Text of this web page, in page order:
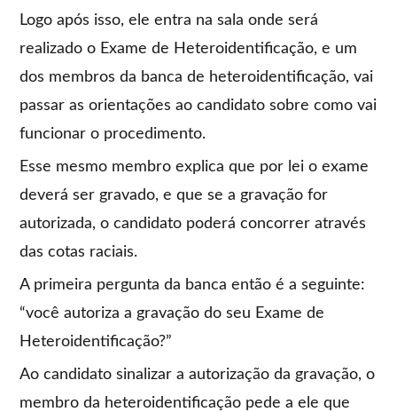
Logo após isso, ele entra na sala onde será
realizado o Exame de Heteroidentificação, e um
dos membros da banca de heteroidentificação, vai
passar as orientações ao candidato sobre como vai
funcionar o procedimento.
Esse mesmo membro explica que por lei o exame
deverá ser gravado, e que se a gravação for
autorizada, o candidato poderá concorrer através
das cotas raciais.
A primeira pergunta da banca então é a seguinte:
“você autoriza a gravação do seu Exame de
Heteroidentificação?”
Ao candidato sinalizar a autorização da gravação, o
membro da heteroidentificação pede a ele que